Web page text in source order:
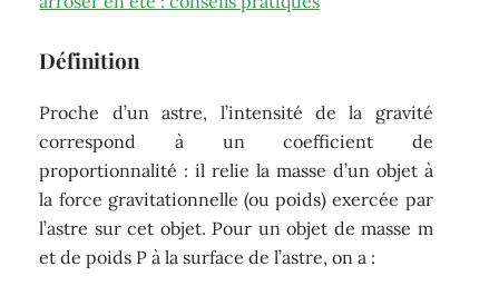
Définition
Proche d’un astre, l’intensité de la gravité
correspond à un coefficient de
proportionnalité : il relie la masse d’un objet à
la force gravitationnelle (ou poids) exercée par
l’astre sur cet objet. Pour un objet de masse m
et de poids P à la surface de l’astre, on a :